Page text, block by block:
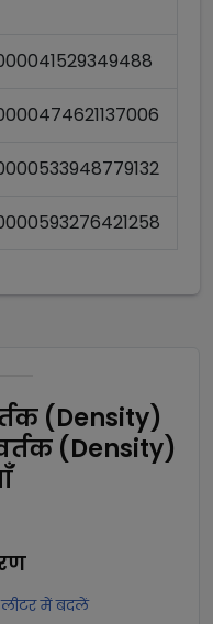
(Density)
(Density)
लीटर में बदलें